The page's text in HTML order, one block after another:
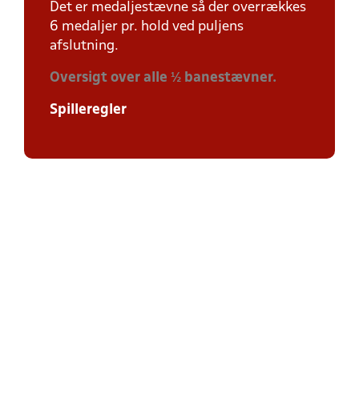
Det er medaljestævne så der overrækkes
6 medaljer pr. hold ved puljens
afslutning.
Oversigt over alle ½ banestævner.
Spilleregler